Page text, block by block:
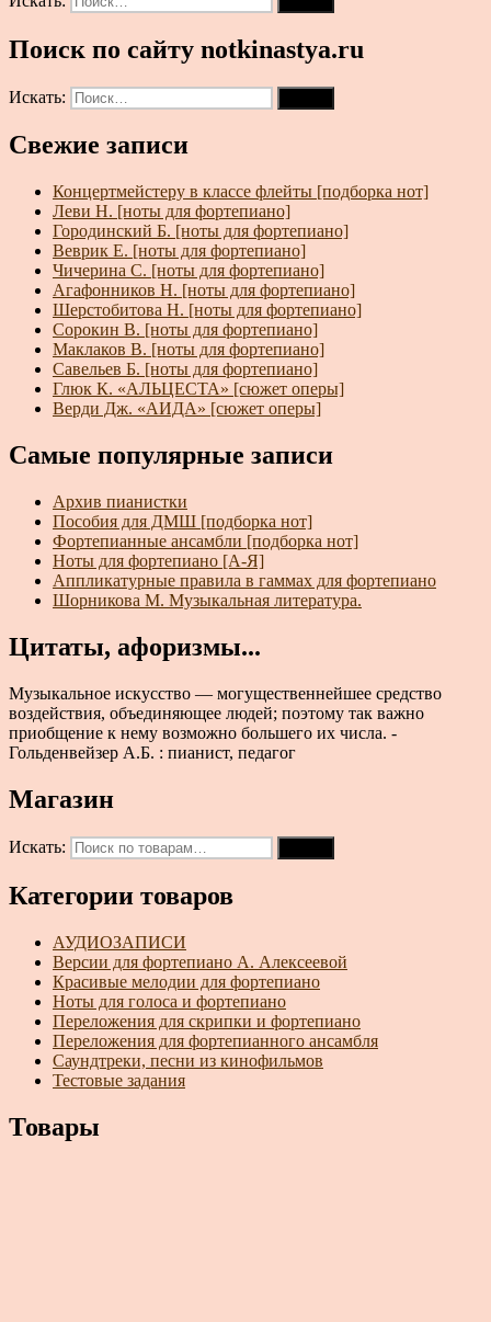
Поиск по сайту notkinastya.ru
Искать:
Свежие записи
Концертмейстеру в классе флейты [подборка нот]
Леви Н. [ноты для фортепиано]
Городинский Б. [ноты для фортепиано]
Веврик Е. [ноты для фортепиано]
Чичерина С. [ноты для фортепиано]
Агафонников Н. [ноты для фортепиано]
Шерстобитова Н. [ноты для фортепиано]
Сорокин В. [ноты для фортепиано]
Маклаков В. [ноты для фортепиано]
Савельев Б. [ноты для фортепиано]
Глюк К. «АЛЬЦЕСТА» [сюжет оперы]
Верди Дж. «АИДА» [сюжет оперы]
Самые популярные записи
Архив пианистки
Пособия для ДМШ [подборка нот]
Фортепианные ансамбли [подборка нот]
Ноты для фортепиано [А-Я]
Аппликатурные правила в гаммах для фортепиано
Шорникова М. Музыкальная литература.
Цитаты, афоризмы...
Музыкальное искусство — могущественнейшее средство
воздействия, объединяющее людей; поэтому так важно
приобщение к нему возможно большего их числа. -
Гольденвейзер А.Б. : пианист, педагог
Магазин
Искать:
Категории товаров
АУДИОЗАПИСИ
Версии для фортепиано А. Алексеевой
Красивые мелодии для фортепиано
Ноты для голоса и фортепиано
Переложения для скрипки и фортепиано
Переложения для фортепианного ансамбля
Саундтреки, песни из кинофильмов
Тестовые задания
Товары